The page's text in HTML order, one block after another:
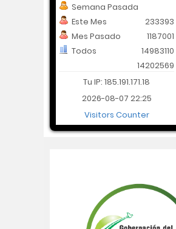
Semana Pasada
Este Mes
Mes Pasado
Todos
14202569
233393
1187001
14983110
Tu IP: 185.191.171.18
2026-08-07 22:25
Visitors Counter